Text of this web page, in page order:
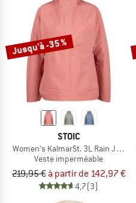
Jusqu'à -35 %
STOIC
Women's KalmarSt. 3L Rain
Veste imperméable
219,95 € à partir de 142,97 €
4,7(3)